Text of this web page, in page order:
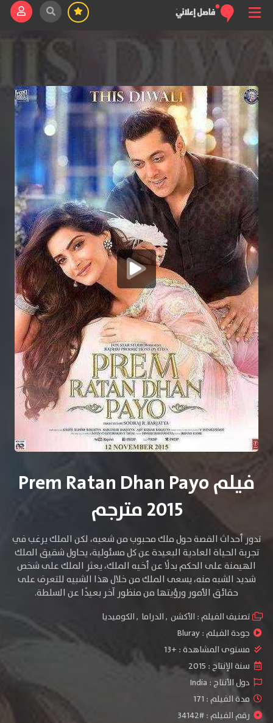
فيلم Prem Ratan Dhan Payo
2015 مترجم
تدور أحداث القصة حول ملك محبوب من شعبه، لكن الملك يرغب في
تجربة الحياة العادية البعيدة عن كل مسئولية، يحاول شقيق الملك
الهيمنة على الحكم بدلًا عن أخيه الملك، يعثر الملك على شخص
شديد الشبه منه، يسعى الملك من خلال هذا الشبيه للتعرف على
حقائق الأمور ورؤيتها من منظور آخر بعيدًا عن السلطة.
تصنيف الفيلم : الأكشن ,الدراما ,الكوميديا
جودة الفيلم :Bluray
مستوى المشاهدة : +13
سنة الإنتاج : 2015
دول الأنتاج : India
مدة الفيلم : 171
رقم الفيلم : #34142